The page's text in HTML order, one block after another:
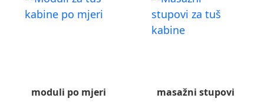
moduli po mjeri masažni stupovi